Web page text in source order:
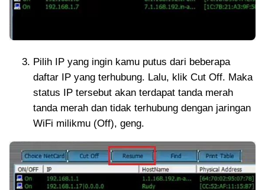
Pilih IP yang ingin kamu putus dari beberapa
daftar IP yang terhubung. Lalu, klik Cut Off. Maka
status IP tersebut akan terdapat tanda merah
tanda merah dan tidak terhubung dengan jaringan
WiFi milikmu (Off), geng.